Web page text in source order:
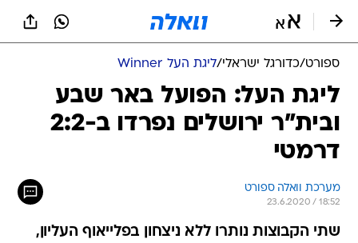
ספורט/כדורגל ישראלי/ליגת העל Winner
ליגת העל: הפועל באר שבע
ובית"ר ירושלים נפרדו ב-2:2
דרמטי
מערכת וואלה ספורט
23.6.2020 / 18:52
שתי הקבוצות נותרו ללא ניצחון בפלייאוף העליון,